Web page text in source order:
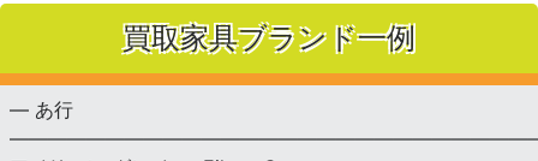
買取家具ブランド一例
— あ行